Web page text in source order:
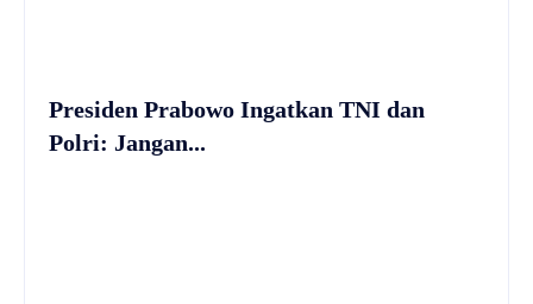
Presiden Prabowo Ingatkan TNI dan
Polri: Jangan...